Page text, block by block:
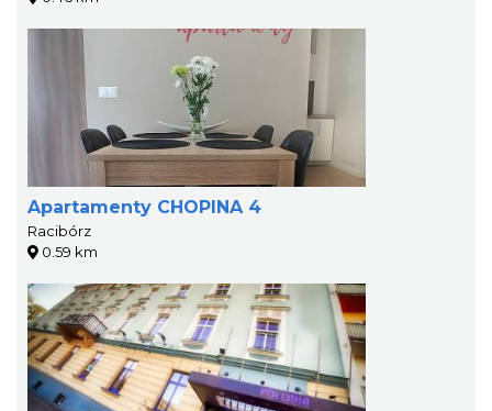
Apartamenty CHOPINA 4
Racibórz
0.59 km